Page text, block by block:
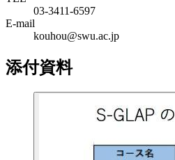
03-3411-6597
E-mail
kouhou@swu.ac.jp
添付資料